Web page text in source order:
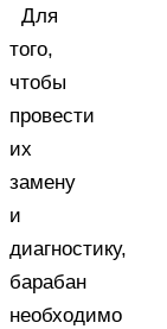
Для
того,
чтобы
провести
их
замену
и
диагностику,
барабан
необходимо